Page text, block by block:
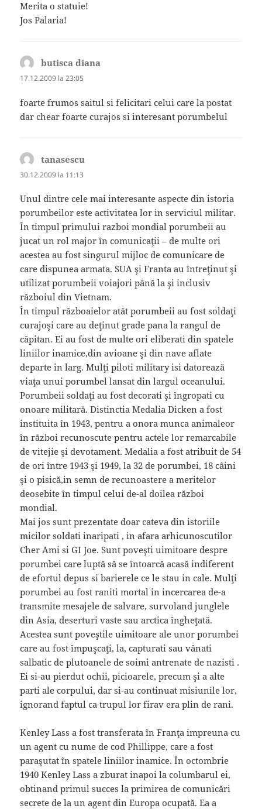
Merita o statuie!
Jos Palaria!
butisca diana
17.12.2009 la 23:05
foarte frumos saitul si felicitari celui care la postat
dar chear foarte curajos si interesant porumbelul
tanasescu
30.12.2009 la 11:13
Unul dintre cele mai interesante aspecte din istoria
porumbeilor este activitatea lor in serviciul militar.
În timpul primului razboi mondial porumbeii au
jucat un rol major în comunicaţii – de multe ori
acestea au fost singurul mijloc de comunicare de
care dispunea armata. SUA şi Franta au întreţinut şi
utilizat porumbeii voiajori până la şi inclusiv
războiul din Vietnam.
În timpul războaielor atât porumbeii au fost soldaţi
curajoşi care au deţinut grade pana la rangul de
căpitan. Ei au fost de multe ori eliberati din spatele
liniilor inamice,din avioane şi din nave aflate
departe in larg. Mulţi piloti military isi datorează
viaţa unui porumbel lansat din largul oceanului.
Porumbeii soldaţi au fost decorati şi îngropati cu
onoare militară. Distinctia Medalia Dicken a fost
instituita în 1943, pentru a onora munca animaleor
în război recunoscute pentru actele lor remarcabile
de vitejie şi devotament. Medalia a fost atribuit de 54
de ori între 1943 şi 1949, la 32 de porumbei, 18 câini
şi o pisică,in semn de recunoastere a meritelor
deosebite în timpul celui de-al doilea război
mondial.
Mai jos sunt prezentate doar cateva din istoriile
micilor soldati inaripati , in afara arhicunoscutilor
Cher Ami si GI Joe. Sunt poveşti uimitoare despre
porumbei care luptă să se întoarcă acasă indiferent
de efortul depus si barierele ce le stau in cale. Mulţi
porumbei au fost raniti mortal in incercarea de-a
transmite mesajele de salvare, survoland junglele
din Asia, deserturi vaste sau arctica îngheţată.
Acestea sunt poveştile uimitoare ale unor porumbei
care au fost împuşcaţi, la, capturati sau vânati
salbatic de plutoanele de soimi antrenate de nazisti .
Ei si-au pierdut ochii, picioarele, precum şi a alte
parti ale corpului, dar si-au continuat misiunile lor,
ignorand faptul ca trupul lor firav era plin de rani.
Kenley Lass a fost transferata în Franţa impreuna cu
un agent cu nume de cod Phillippe, care a fost
paraşutat în spatele liniilor inamice. În octombrie
1940 Kenley Lass a zburat inapoi la columbarul ei,
obtinand primul succes la primirea de comunicări
secrete de la un agent din Europa ocupată. Ea a